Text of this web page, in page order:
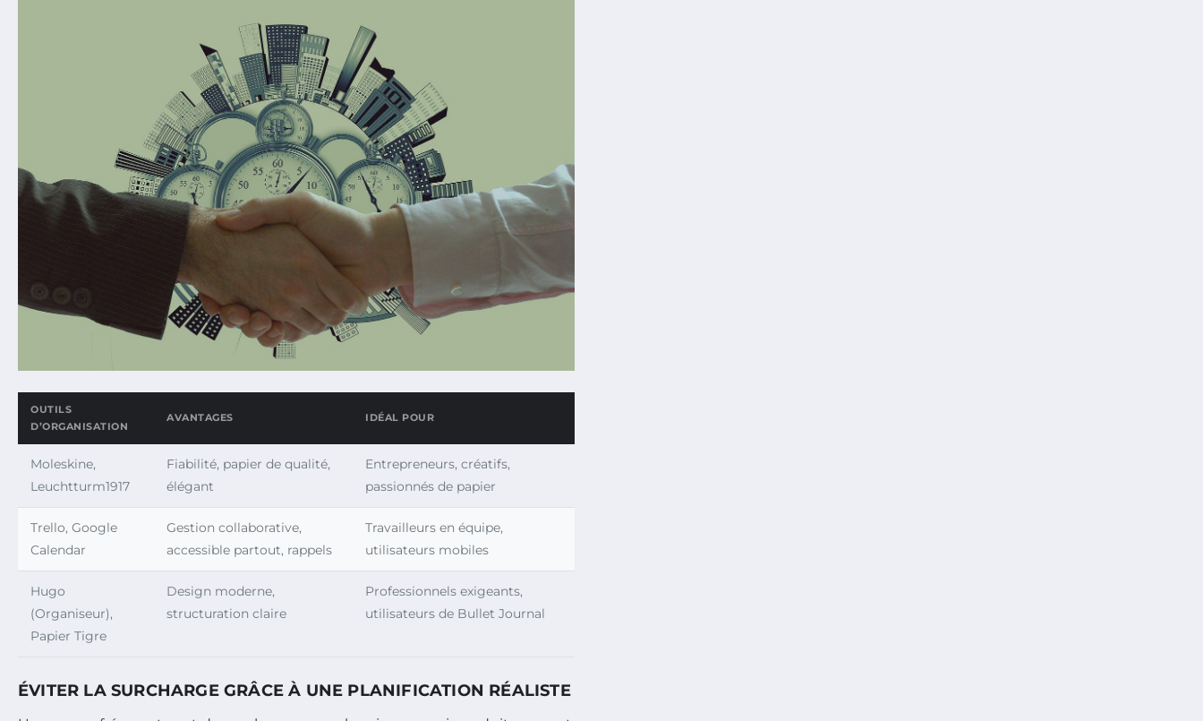
OUTILS
D’ORGANISATION
AVANTAGES IDÉAL POUR
Moleskine,
Leuchtturm1917
Fiabilité, papier de qualité,
élégant
Entrepreneurs, créatifs,
passionnés de papier
Trello, Google
Calendar
Gestion collaborative,
accessible partout, rappels
Travailleurs en équipe,
utilisateurs mobiles
Hugo
(Organiseur),
Papier Tigre
Design moderne,
structuration claire
Professionnels exigeants,
utilisateurs de Bullet Journal
ÉVITER LA SURCHARGE GRÂCE À UNE PLANIFICATION RÉALISTE